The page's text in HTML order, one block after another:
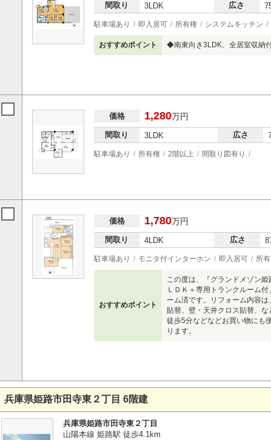
間取り 3LDK 広さ
駐車場あり 即入居可 所有権 システムキッチン
おすすめポイント ◆南東向き3LDK、全居室収納
価格 1,280万円
間取り 3LDK 広さ
駐車場あり 所有権 2階以上 間取り図有り
価格 1,780万円
間取り 4LDK 広さ
駐車場あり モニタ付インターホン 即入居可 所
おすすめポイント
この度は、『グランドメゾン
ＬＤＫ＋専用トランクルーム
ーム済です。リフォーム内容
貼替、壁・天井クロス貼替、
徒歩5分などなどお買い物にも
ります。
兵庫県姫路市田寺東２丁目 6階建
兵庫県姫路市田寺東２丁目
山陽本線 姫路駅 徒歩4.1km